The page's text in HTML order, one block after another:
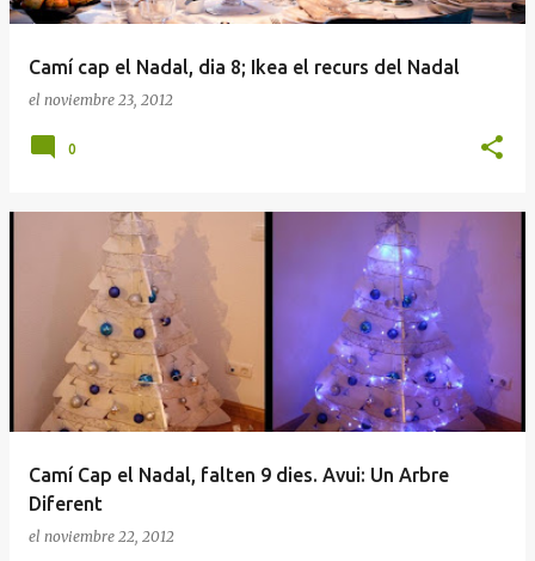
Camí cap el Nadal, dia 8; Ikea el recurs del Nadal
el noviembre 23, 2012
0
Camí Cap el Nadal, falten 9 dies. Avui: Un Arbre
Diferent
el noviembre 22, 2012